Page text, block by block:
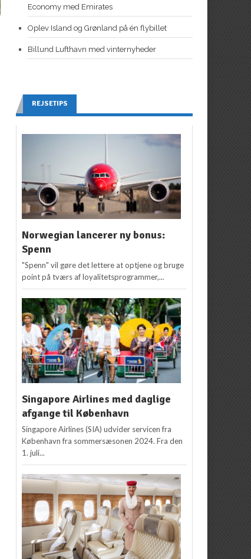
Economy med Emirates
Oplev Island og Grønland på én flybillet
Billund Lufthavn med vinternyheder
REJSETIPS
Norwegian lancerer ny bonus:
Spenn
"Spenn" vil gøre det lettere at optjene og bruge
point på tværs af loyalitetsprogrammer,...
Singapore Airlines med daglige
afgange til København
Singapore Airlines (SIA) udvider servicen fra
København fra sommersæsonen 2024. Fra den
1. juli...